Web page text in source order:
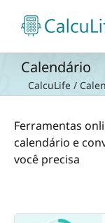
para
conteúdo
Calendário
CalcuLife /
Ferramentas
calendário e
você precisa